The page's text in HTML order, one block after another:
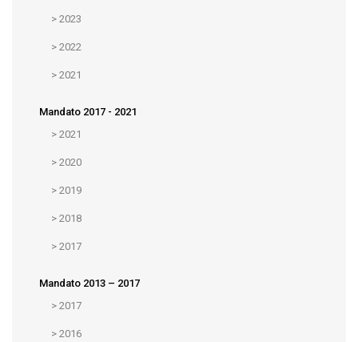
> 2023
> 2022
> 2021
Mandato 2017 - 2021
> 2021
> 2020
> 2019
> 2018
> 2017
Mandato 2013 – 2017
> 2017
> 2016